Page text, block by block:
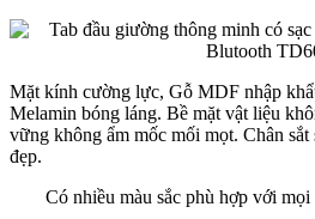
Mặt kính cường lực, Gỗ MDF nhập
Melamin bóng láng. Bề mặt vật liệu
vững không ẩm mốc mối mọt. Chân
đẹp.
Có nhiều màu sắc phù hợp với